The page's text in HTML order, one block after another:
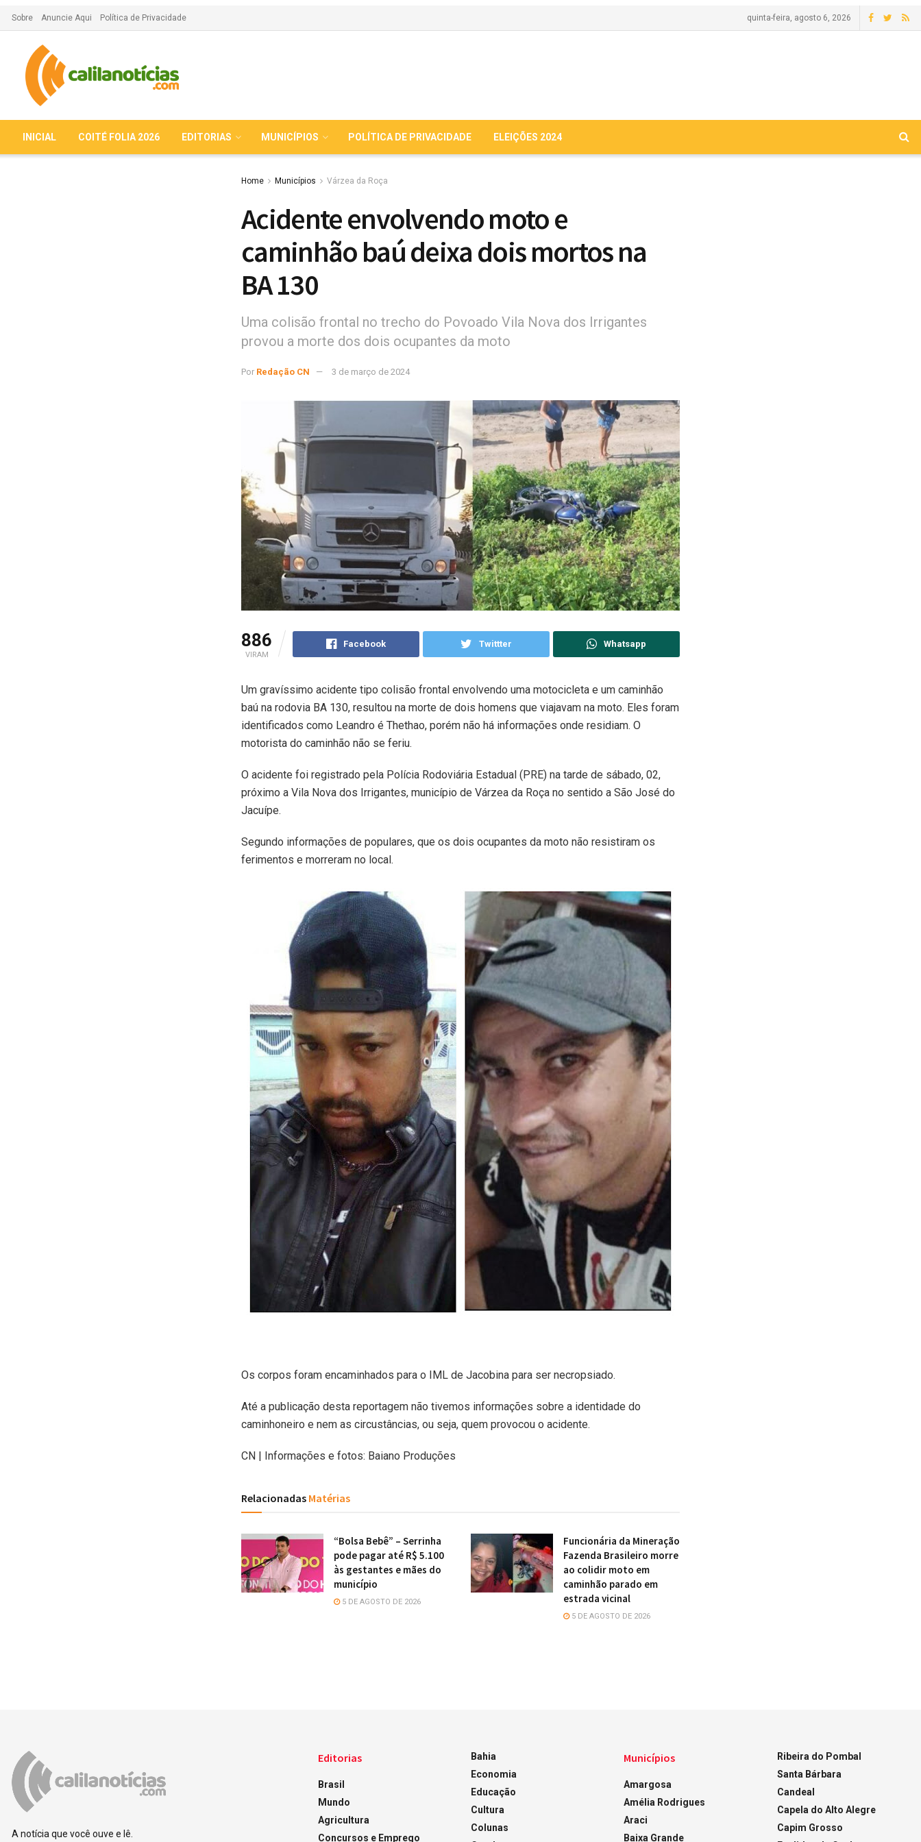
Sobre Anuncie Aqui Política de Privacidade quinta-feira, agosto 6, 2026
INICIAL COITÉ FOLIA 2026 EDITORIAS MUNICÍPIOS POLÍTICA DE PRIVACIDADE ELEIÇÕES 2024
Home Municípios Várzea da Roça
Acidente envolvendo moto e
caminhão baú deixa dois mortos na
BA 130
Uma colisão frontal no trecho do Povoado Vila Nova dos Irrigantes
provou a morte dos dois ocupantes da moto
Por Redação CN 3 de março de 2024
886
VIRAM
Facebook Twittter Whatsapp
Um gravíssimo acidente tipo colisão frontal envolvendo uma motocicleta e um caminhão
baú na rodovia BA 130, resultou na morte de dois homens que viajavam na moto. Eles foram
identificados como Leandro é Thethao, porém não há informações onde residiam. O
motorista do caminhão não se feriu.
O acidente foi registrado pela Polícia Rodoviária Estadual (PRE) na tarde de sábado, 02,
próximo a Vila Nova dos Irrigantes, município de Várzea da Roça no sentido a São José do
Jacuípe.
Segundo informações de populares, que os dois ocupantes da moto não resistiram os
ferimentos e morreram no local.
Os corpos foram encaminhados para o IML de Jacobina para ser necropsiado.
Até a publicação desta reportagem não tivemos informações sobre a identidade do
caminhoneiro e nem as circustâncias, ou seja, quem provocou o acidente.
CN | Informações e fotos: Baiano Produções
Relacionadas Matérias
“Bolsa Bebê” – Serrinha
pode pagar até R$ 5.100
às gestantes e mães do
município
5 DE AGOSTO DE 2026
Funcionária da Mineração
Fazenda Brasileiro morre
ao colidir moto em
caminhão parado em
estrada vicinal
5 DE AGOSTO DE 2026
A notícia que você ouve e lê.
Editorias
Brasil
Mundo
Agricultura
Concursos e Emprego
Bahia
Economia
Educação
Cultura
Colunas
Municípios
Amargosa
Amélia Rodrigues
Araci
Baixa Grande
Ribeira do Pombal
Santa Bárbara
Candeal
Capela do Alto Alegre
Capim Grosso